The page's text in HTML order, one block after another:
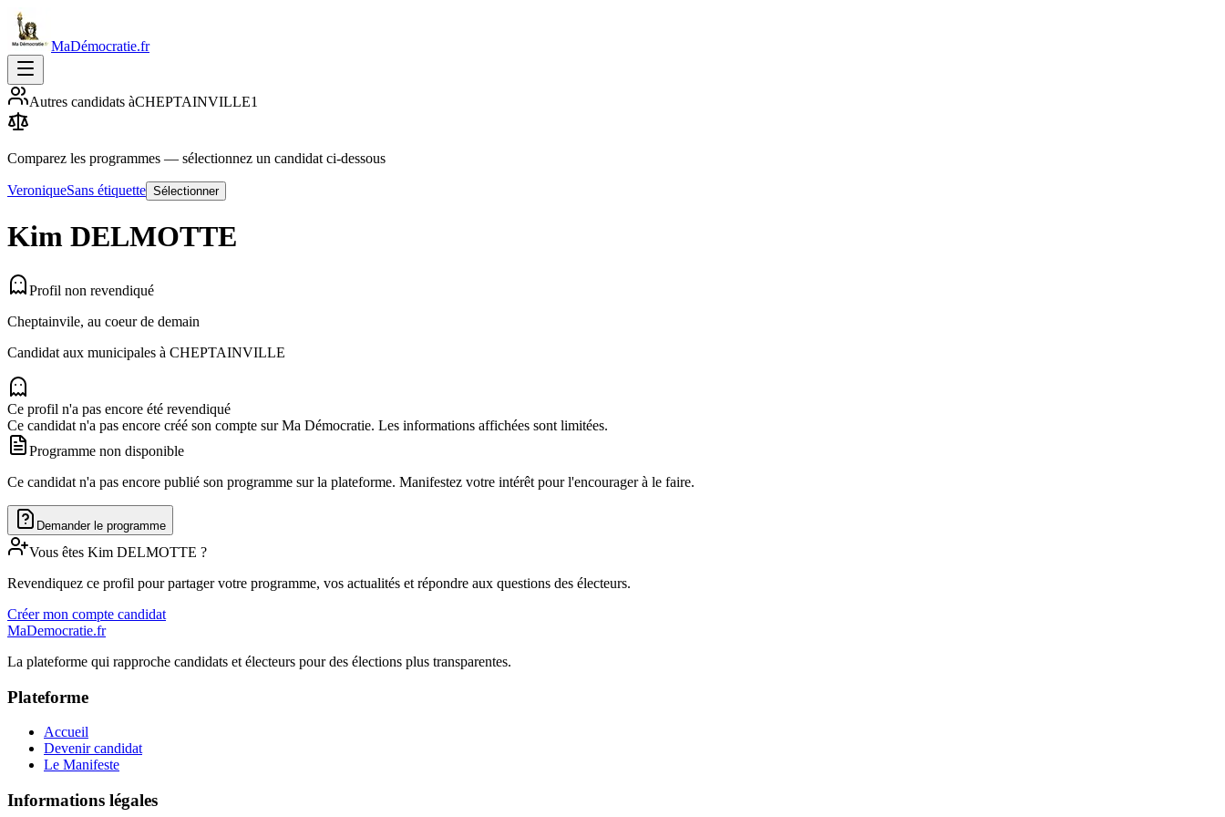
MaDémocratie.fr
Autres candidats àCHEPTAINVILLE1
Comparez les programmes — sélectionnez un candidat ci-dessous
VeroniqueSans étiquette Sélectionner
Kim DELMOTTE
Profil non revendiqué
Cheptainvile, au coeur de demain
Candidat aux municipales à CHEPTAINVILLE
Ce profil n'a pas encore été revendiqué
Ce candidat n'a pas encore créé son compte sur Ma Démocratie. Les informations affichées sont limitées.
Programme non disponible
Ce candidat n'a pas encore publié son programme sur la plateforme. Manifestez votre intérêt pour l'encourager à le faire.
Demander le programme
Vous êtes Kim DELMOTTE ?
Revendiquez ce profil pour partager votre programme, vos actualités et répondre aux questions des électeurs.
Créer mon compte candidat
MaDemocratie.fr
La plateforme qui rapproche candidats et électeurs pour des élections plus transparentes.
Plateforme
Accueil
Devenir candidat
Le Manifeste
Informations légales